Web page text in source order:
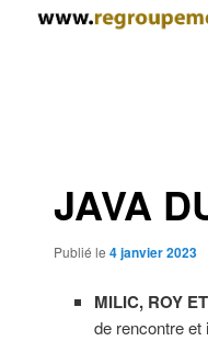
JAVA
Publié le 4 janvier 2023
MILIC, ROY
de rencontre et